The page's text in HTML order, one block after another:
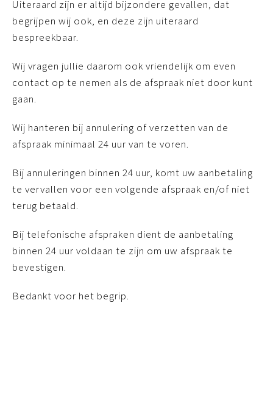
Uiteraard zijn er altijd bijzondere gevallen, dat
begrijpen wij ook, en deze zijn uiteraard
bespreekbaar.
Wij vragen jullie daarom ook vriendelijk om even
contact op te nemen als de afspraak niet door kunt
gaan.
Wij hanteren bij annulering of verzetten van de
afspraak minimaal 24 uur van te voren.
Bij annuleringen binnen 24 uur, komt uw aanbetaling
te vervallen voor een volgende afspraak en/of niet
terug betaald.
Bij telefonische afspraken dient de aanbetaling
binnen 24 uur voldaan te zijn om uw afspraak te
bevestigen.
Bedankt voor het begrip.